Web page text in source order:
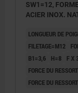
SW1=12,
ACIER INOX.
LONGUEUR DE
FILETAGE=M12
B1=3,6
H=8 F X
FORCE DU
FORCE DU